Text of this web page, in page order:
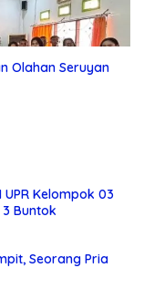
Olahan Seruyan
Kelompok 03
3 Buntok
Seorang Pria